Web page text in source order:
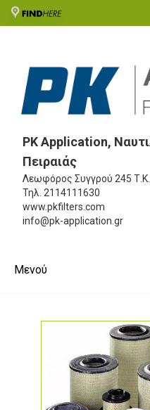
PK Application,
Πειραιάς
Λεωφόρος Συγγρού 245
Τηλ. 2114111630
www.pkfilters.com
info@pk-application.gr
Μενού